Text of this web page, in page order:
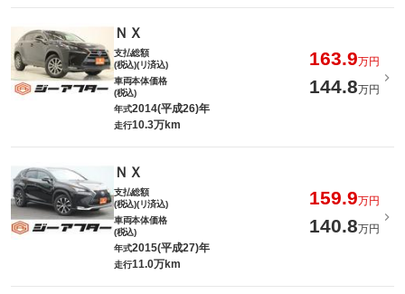
ＮＸ
支払総額
(税込)(リ済込)
163.9万円
車両本体価格
(税込)
144.8万円
年式2014(平成26)年
走行10.3万km
ＮＸ
支払総額
(税込)(リ済込)
159.9万円
車両本体価格
(税込)
140.8万円
年式2015(平成27)年
走行11.0万km